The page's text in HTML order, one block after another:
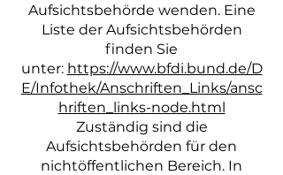
Aufsichtsbehörde wenden. Eine
Liste der Aufsichtsbehörden
finden Sie
unter: https://www.bfdi.bund.de/D
E/Infothek/Anschriften_Links/ansc
hriften_links-node.html
Zuständig sind die
Aufsichtsbehörden für den
nichtöffentlichen Bereich. In